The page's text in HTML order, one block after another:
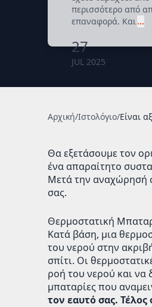
περισσότερο από
επαναφορά. Και…
27
JUL 2025
Αρχική/Ιστολόγιο/Είναι
Θα εξετάσουμε τον
ένα απαραίτητο
Μετά την αναχώρησή
σας.
Θερμοστατική
Κατά βάση, μια
του νερού στην
σπίτι. Οι
ροή του νερού και να
μπαταρίες που
τον εαυτό σας.